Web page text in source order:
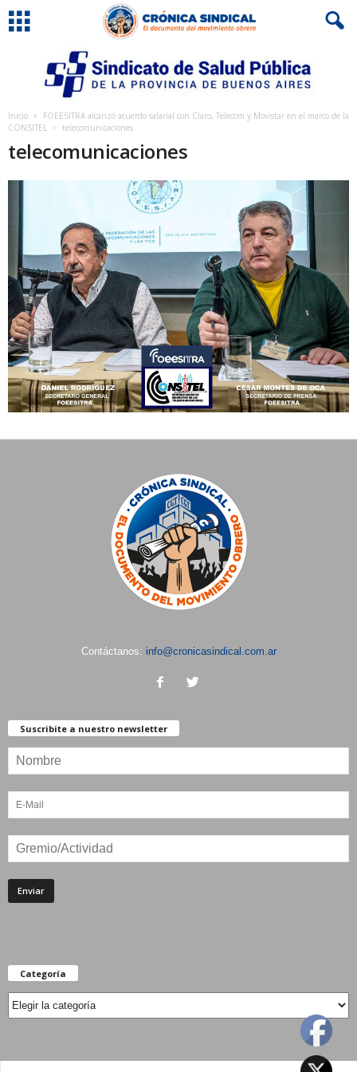
Inicio
FOEESITRA alcanzó acuerdo salarial con Claro, Telecom y Movistar en el marco de la
CONSITEL
telecomunicaciones
telecomunicaciones
Contáctanos: info@cronicasindical.com.ar
Suscribite a nuestro newsletter
Categoría
Categoría